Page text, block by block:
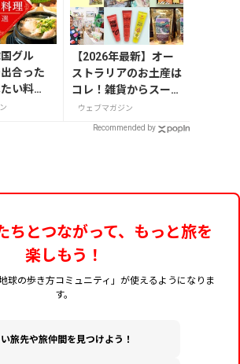
グル
合った
たい料
【2026年最新】オー
ストラリアのお土産は
コレ！雑貨からスーパ
ーでも買えるグルメま
で13選
ウェブマガジン
Recommended by
ちとつながって、もっと旅を
楽しもう！
球の歩き方コミュニティ」が使えるようになりま
す。
旅先や旅仲間を見つけよう！